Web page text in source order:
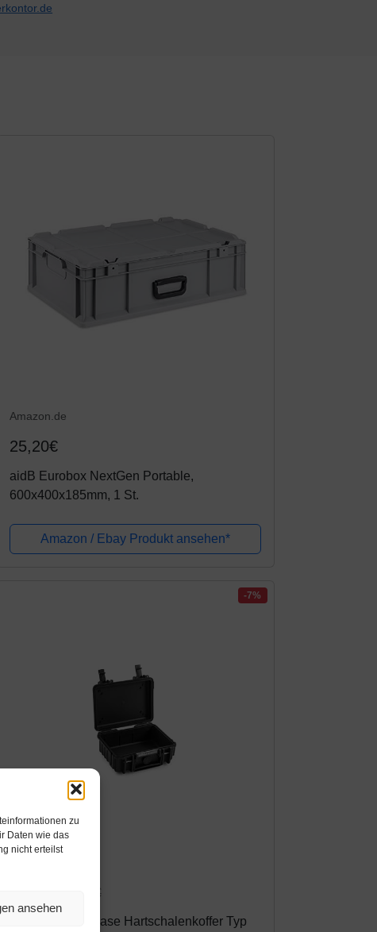
zu
Daten wie das
nicht erteilst
ansehen
Amazon.de
25,20€
aidB Eurobox NextGen Portable,
600x400x185mm, 1 St.
Amazon / Ebay Produkt ansehen*
-7%
28,00€
B&W Outdoor Case Hartschalenkoffer Typ